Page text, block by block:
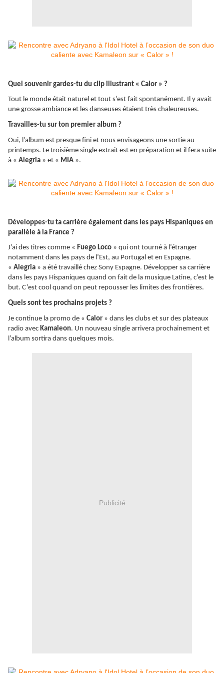
Quel souvenir gardes-tu du clip illustrant « Calor » ?
Tout le monde était naturel et tout s’est fait spontanément. Il y avait
une grosse ambiance et les danseuses étaient très chaleureuses.
Travailles-tu sur ton premier album ?
Oui, l’album est presque fini et nous envisageons une sortie au
printemps. Le troisième single extrait est en préparation et il fera suite
à « Alegria » et « MIA ».
Développes-tu ta carrière également dans les pays Hispaniques en
parallèle à la France ?
J’ai des titres comme « Fuego Loco » qui ont tourné à l’étranger
notamment dans les pays de l’Est, au Portugal et en Espagne.
« Alegria » a été travaillé chez Sony Espagne. Développer sa carrière
dans les pays Hispaniques quand on fait de la musique Latine, c’est le
but. C’est cool quand on peut repousser les limites des frontières.
Quels sont tes prochains projets ?
Je continue la promo de « Calor » dans les clubs et sur des plateaux
radio avec Kamaleon. Un nouveau single arrivera prochainement et
l’album sortira dans quelques mois.
Publicité